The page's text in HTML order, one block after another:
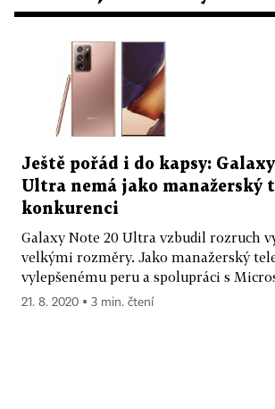
Ještě pořád i do kapsy:
Ultra nemá jako manažerský
konkurenci
Galaxy Note 20 Ultra vzbudil rozruch
velkými rozměry. Jako manažerský
vylepšenému peru a spolupráci s
21. 8. 2020 ▪ 3 min. čtení